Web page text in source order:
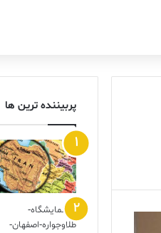
پربیننده ترین ها